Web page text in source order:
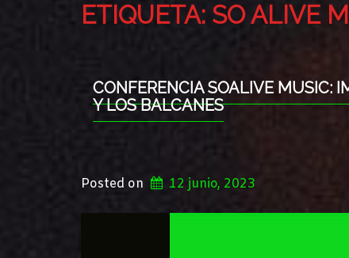
ETIQUETA: SO ALIVE
CONFERENCIA SOALIVE MUSIC:
Y LOS BALCANES
Posted on 12 junio, 2023